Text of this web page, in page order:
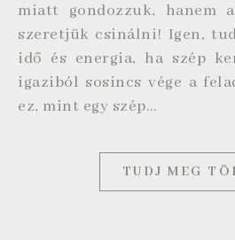
miatt gondozzuk, hanem
szeretjük csinálni! Igen,
idő és energia, ha szép
igaziból sosincs vége a
ez, mint egy szép…
TUDJ MEG